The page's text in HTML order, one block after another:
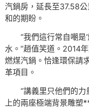
汽鍋房，延長至37.58
和的期盼。
“我們這行常自嘲是
水。”趙值笑道。2014
燃煤汽鍋。恰逢環保請
革項目。
“講義里只他們的
上的兩座極端背景雕塑